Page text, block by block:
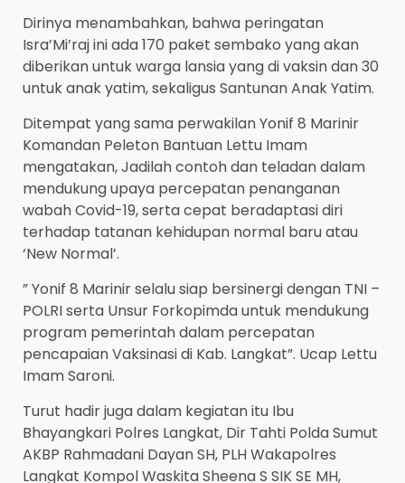
Dirinya menambahkan, bahwa peringatan
Isra’Mi’raj ini ada 170 paket sembako yang akan
diberikan untuk warga lansia yang di vaksin dan 30
untuk anak yatim, sekaligus Santunan Anak Yatim.
Ditempat yang sama perwakilan Yonif 8 Marinir
Komandan Peleton Bantuan Lettu Imam
mengatakan, Jadilah contoh dan teladan dalam
mendukung upaya percepatan penanganan
wabah Covid-19, serta cepat beradaptasi diri
terhadap tatanan kehidupan normal baru atau
‘New Normal’.
” Yonif 8 Marinir selalu siap bersinergi dengan TNI –
POLRI serta Unsur Forkopimda untuk mendukung
program pemerintah dalam percepatan
pencapaian Vaksinasi di Kab. Langkat”. Ucap Lettu
Imam Saroni.
Turut hadir juga dalam kegiatan itu Ibu
Bhayangkari Polres Langkat, Dir Tahti Polda Sumut
AKBP Rahmadani Dayan SH, PLH Wakapolres
Langkat Kompol Waskita Sheena S SIK SE MH,